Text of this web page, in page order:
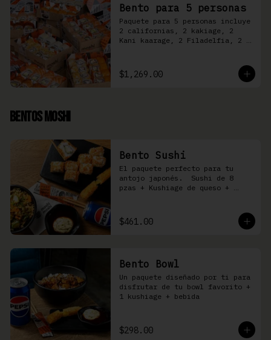
Bento para 5 personas
Paquete para 5 personas incluye
2 californias, 2 kakiage, 2
Kani kaarage, 2 Filadelfia, 2
$1,269.00
Bentos Moshi
Bento Sushi
El paquete perfecto para tu
antojo japonés.  Sushi de 8
pzas + Kushiage de queso +
$461.00
Bento Bowl
Un paquete diseñado por ti para
disfrutar de tu bowl favorito +
1 kushiage + bebida
$298.00